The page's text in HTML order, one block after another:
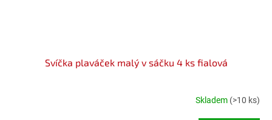
Svíčka plaváček malý v sáčku 4 ks fialová
Skladem (>10 ks)